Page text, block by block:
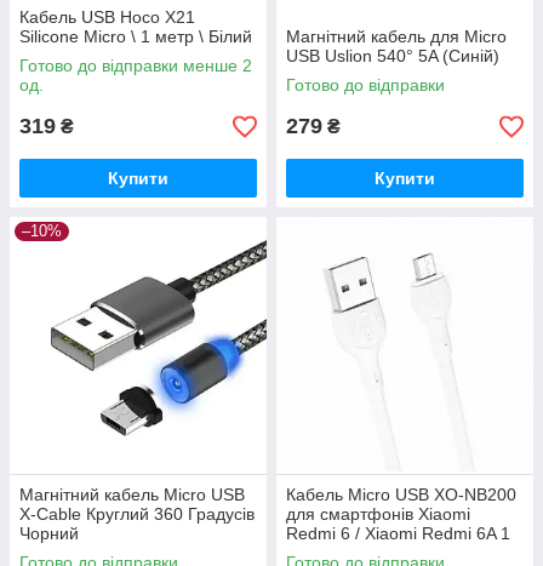
Кабель USB Hoco X21
Silicone Micro \ 1 метр \ Білий
Готово до відправки менше 2
од.
319 ₴
Купити
Магнітний кабель для Micro
USB Uslion 540° 5A (Синій)
Готово до відправки
279 ₴
Купити
–10%
Магнітний кабель Micro USB
X-Cable Круглий 360 Градусів
Чорний
Кабель Micro USB XO-NB200
для смартфонів Xiaomi
Redmi 6 / Xiaomi Redmi 6A 1
метр Білий